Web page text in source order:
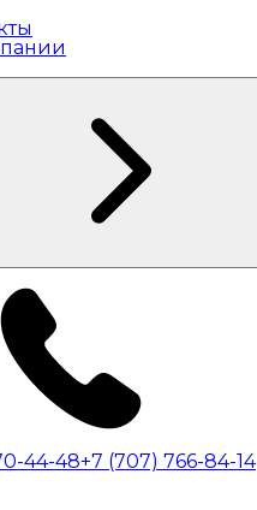
44-48+7 (707) 766-84-14